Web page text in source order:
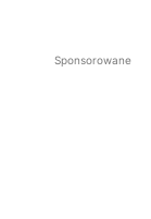
Sponsorowane